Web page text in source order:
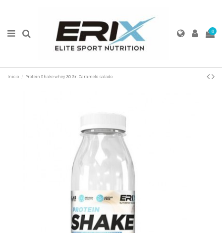
0
Inicio Protein Shake whey 30 Gr. Caramelo salado